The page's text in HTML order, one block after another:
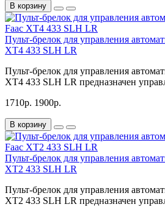
В корзину
Пульт-брелок для управления
XT4 433 SLH LR
Пульт-брелок для управления
XT4 433 SLH LR предназначен
1710р. 1900р.
В корзину
Пульт-брелок для управления
XT2 433 SLH LR
Пульт-брелок для управления
XT2 433 SLH LR предназначен